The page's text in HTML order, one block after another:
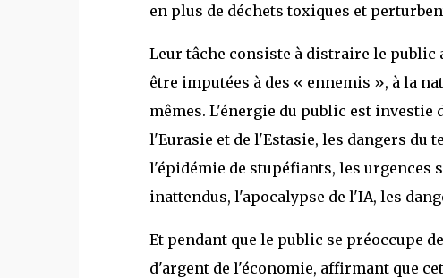
en plus de déchets toxiques et
Leur tâche consiste à distraire le public
être imputées à des « ennemis », à la
mêmes. L'énergie du public est investie
l'Eurasie et de l'Estasie, les dangers du
l'épidémie de stupéfiants, les urgences
inattendus, l'apocalypse de l'IA, les
Et pendant que le public se préoccupe
d'argent de l'économie, affirmant que